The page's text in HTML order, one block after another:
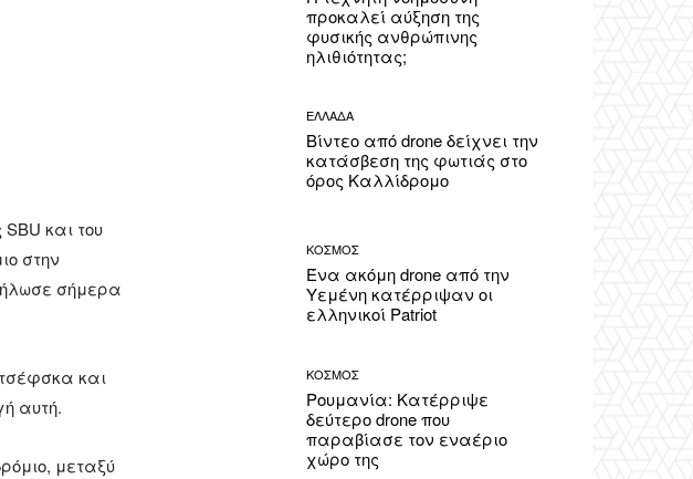
και του
στην
σήμερα
και
αυτή.
μεταξύ
προκαλεί αύξηση της
φυσικής ανθρώπινης
ηλιθιότητας;
ΕΛΛΑΔΑ
Βίντεο από drone δείχνει την
κατάσβεση της φωτιάς στο
όρος Καλλίδρομο
ΚΟΣΜΟΣ
Ένα ακόμη drone από την
Υεμένη κατέρριψαν οι
ελληνικοί Patriot
ΚΟΣΜΟΣ
Ρουμανία: Κατέρριψε
δεύτερο drone που
παραβίασε τον εναέριο
χώρο της